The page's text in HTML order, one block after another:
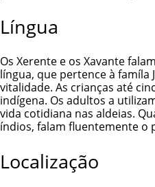
Língua
Os Xerente e os Xavante
língua, que pertence à famíla
vitalidade. As crianças até
indígena. Os adultos a
vida cotidiana nas aldeias.
índios, falam fluentemente o
Localização